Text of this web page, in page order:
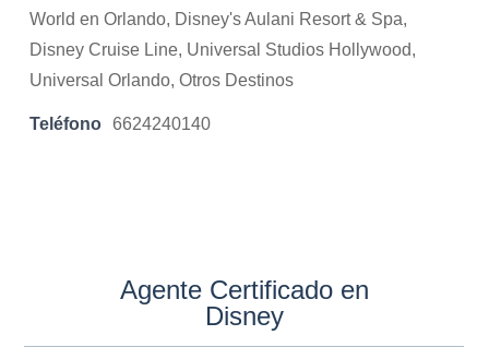
World en Orlando, Disney's Aulani Resort & Spa,
Disney Cruise Line, Universal Studios Hollywood,
Universal Orlando, Otros Destinos
Teléfono 6624240140